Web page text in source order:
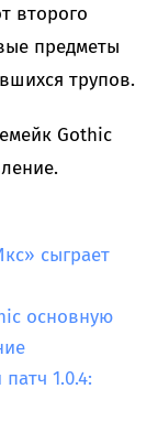
второго
предметы
трупов.
Gothic
сыграет
основную
1.0.4: